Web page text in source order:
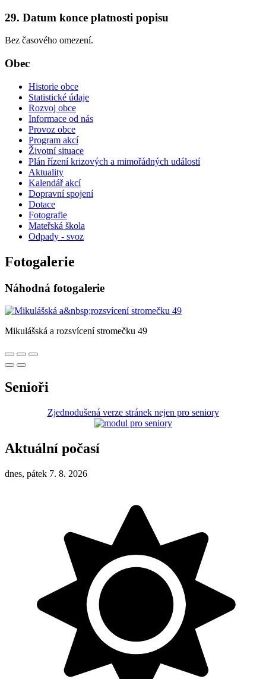
29. Datum konce platnosti popisu
Bez časového omezení.
Obec
Historie obce
Statistické údaje
Rozvoj obce
Informace od nás
Provoz obce
Program akcí
Životní situace
Plán řízení krizových a mimořádných událostí
Aktuality
Kalendář akcí
Dopravní spojení
Dotace
Fotografie
Mateřská škola
Odpady - svoz
Fotogalerie
Náhodná fotogalerie
Mikulášská a rozsvícení stromečku 49
Senioři
Zjednodušená verze stránek nejen pro seniory
Aktuální počasí
dnes, pátek 7. 8. 2026